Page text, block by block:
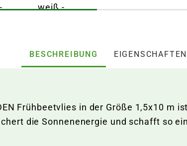
BESCHREIBUNG EIGENSCHAFTEN
Frühbeetvlies in der Größe 1,5x10
die Sonnenenergie und schafft so